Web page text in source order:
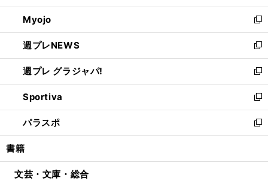
開
く
ウ
で
開
く
ン
ド
ウ
で
開
く
ウ
ィ
ン
ド
ウ
で
開
く
Myojo
新
し
い
ウ
ィ
ン
ド
ウ
で
開
週プレNEWS
新
し
い
ウ
ィ
ン
ド
ウ
開
週プレ グラジャパ!
新
し
い
ウ
ィ
ン
ウ
Sportiva
新
し
い
ウ
ン
パラスポ
新
し
ウ
書籍
文芸・文庫・総合